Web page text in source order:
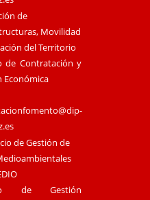
de
Movilidad
del Territorio
de Contratación y
Económica
de Gestión de
de Gestión